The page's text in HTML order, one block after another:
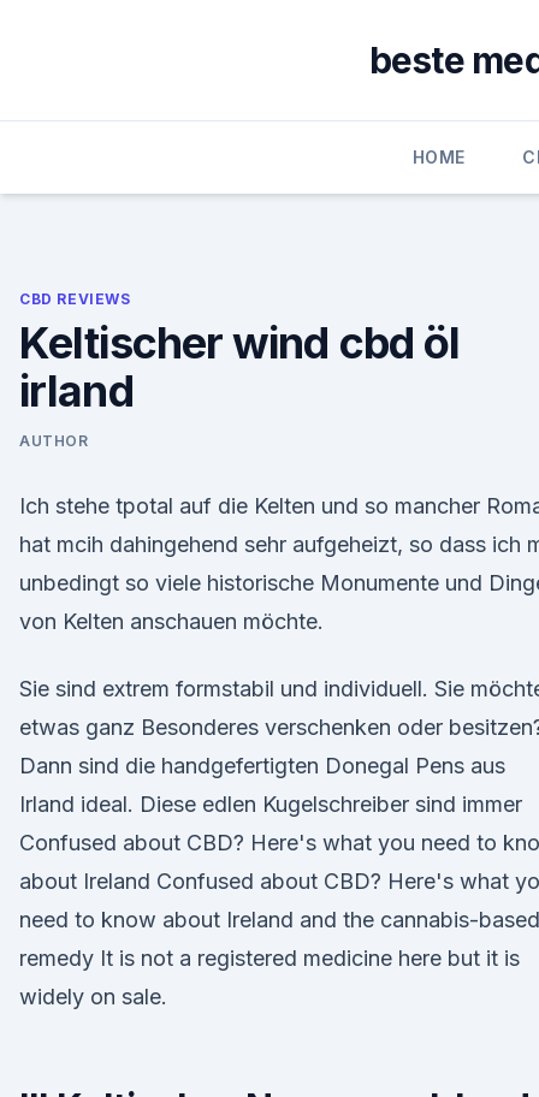
beste
HOME
CBD REVIEWS
Keltischer wind cbd öl
irland
AUTHOR
Ich stehe tpotal auf die Kelten und so mancher
hat mcih dahingehend sehr aufgeheizt, so dass ich
unbedingt so viele historische Monumente und
von Kelten anschauen möchte.
Sie sind extrem formstabil und individuell. Sie
etwas ganz Besonderes verschenken oder
Dann sind die handgefertigten Donegal Pens aus
Irland ideal. Diese edlen Kugelschreiber sind immer
Confused about CBD? Here's what you need to
about Ireland Confused about CBD? Here's what
need to know about Ireland and the cannabis-based
remedy It is not a registered medicine here but it is
widely on sale.